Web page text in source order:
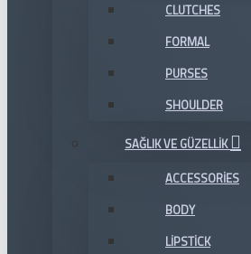
CLUTCHES
FORMAL
PURSES
SHOULDER
SAĞLIK VE GÜZELLIK
ACCESSORIES
BODY
LIPSTICK